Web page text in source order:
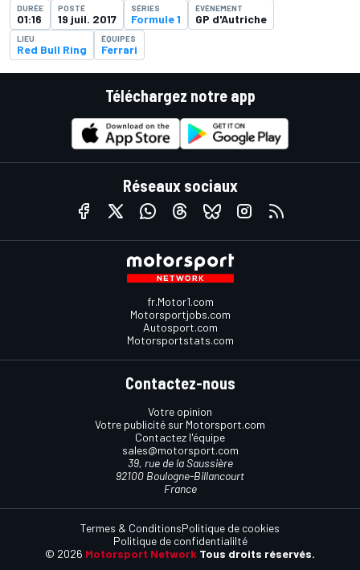
DURÉE
01:16
POSTÉ
19 juil. 2017
SÉRIES
Formule 1
ÉVÉNEMENT
GP d'Autriche
LIEU
Red Bull Ring
ÉQUIPES
Ferrari
Téléchargez notre app
Réseaux sociaux
fr.Motor1.com
Motorsportjobs.com
Autosport.com
Motorsportstats.com
Contactez-nous
Votre opinion
Votre publicité sur Motorsport.com
Contactez l'équipe
sales@motorsport.com
39, rue de la Saussière
92100 Boulogne-Billancourt
France
© 2026 Motorsport Network Tous droits réservés.
Termes & ConditionsPolitique de cookies
Politique de confidentialilté